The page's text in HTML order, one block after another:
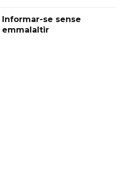
Informar-se sense
emmalaltir